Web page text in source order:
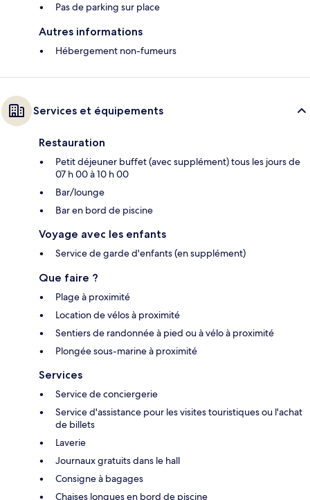
Pas de parking sur place
Autres informations
Hébergement non-fumeurs
Services et équipements
Restauration
Petit déjeuner buffet (avec supplément) tous les jours de
07 h 00 à 10 h 00
Bar/lounge
Bar en bord de piscine
Voyage avec les enfants
Service de garde d'enfants (en supplément)
Que faire ?
Plage à proximité
Location de vélos à proximité
Sentiers de randonnée à pied ou à vélo à proximité
Plongée sous-marine à proximité
Services
Service de conciergerie
Service d'assistance pour les visites touristiques ou l'achat
de billets
Laverie
Journaux gratuits dans le hall
Consigne à bagages
Chaises longues en bord de piscine